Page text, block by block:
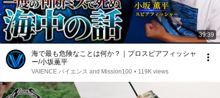
39:39
海で最も危険なことは何か？｜プロスピアフィッシャ
ー/小坂薫平
VAIENCE バイエンス and Mission100 • 119K views